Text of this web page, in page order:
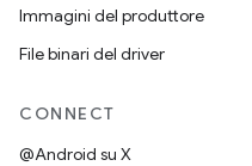
Immagini del produttore
File binari del driver
CONNECT
@Android su X